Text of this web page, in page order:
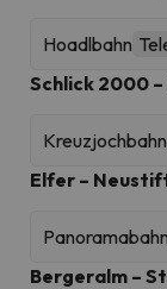
Hoadlbahn
Schlick 2000 –
Kreuzjochbahn
Elfer –
Bergeralm –